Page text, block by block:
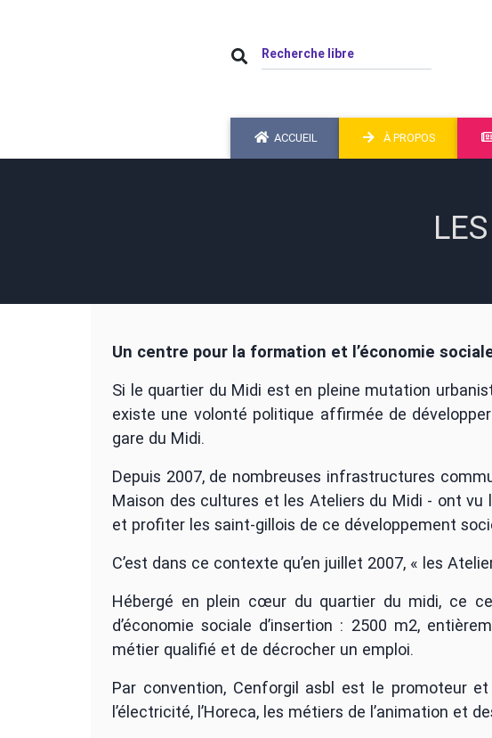
ACCUEIL À PROPOS
Un centre pour la formation et l’économie
Si le quartier du Midi est en pleine mutation
existe une volonté politique affirmée de
gare du Midi.
Depuis 2007, de nombreuses infrastructures
Maison des cultures et les Ateliers du Midi - ont
et profiter les saint-gillois de ce développement
C’est dans ce contexte qu’en juillet 2007, « les
Hébergé en plein cœur du quartier du midi, ce
d’économie sociale d’insertion : 2500 m2,
métier qualifié et de décrocher un emploi.
Par convention, Cenforgil asbl est le promoteur
l’électricité, l’Horeca, les métiers de l’animation et